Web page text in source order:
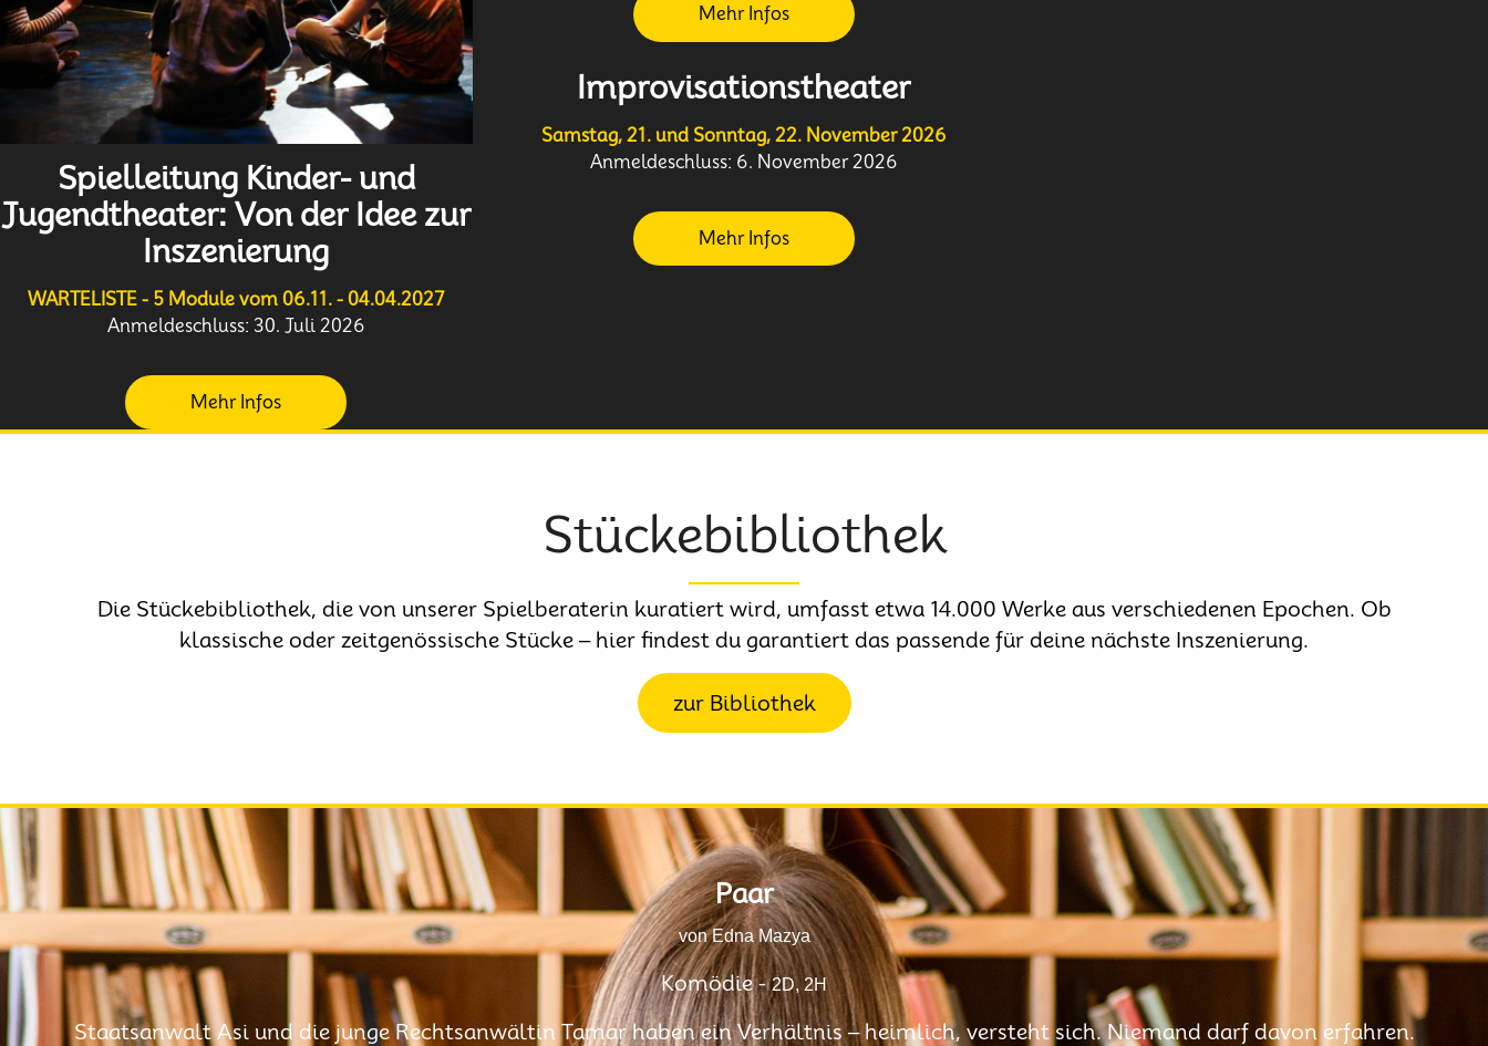
Spielleitung Kinder- und
Jugendtheater: Von der Idee zur
Inszenierung
WARTELISTE - 5 Module vom 06.11. - 04.04.2027
Anmeldeschluss: 30. Juli 2026
Mehr Infos
Mehr Infos
Improvisationstheater
Samstag, 21. und Sonntag, 22. November 2026
Anmeldeschluss: 6. November 2026
Mehr Infos
Stückebibliothek
Die Stückebibliothek, die von unserer Spielberaterin kuratiert wird, umfasst etwa 14.000 Werke aus verschiedenen Epochen. Ob
klassische oder zeitgenössische Stücke – hier findest du garantiert das passende für deine nächste Inszenierung.
zur Bibliothek
Paar
von Edna Mazya
Komödie -2D, 2H
Staatsanwalt Asi und die junge Rechtsanwältin Tamar haben ein Verhältnis – heimlich, versteht sich. Niemand darf davon erfahren.